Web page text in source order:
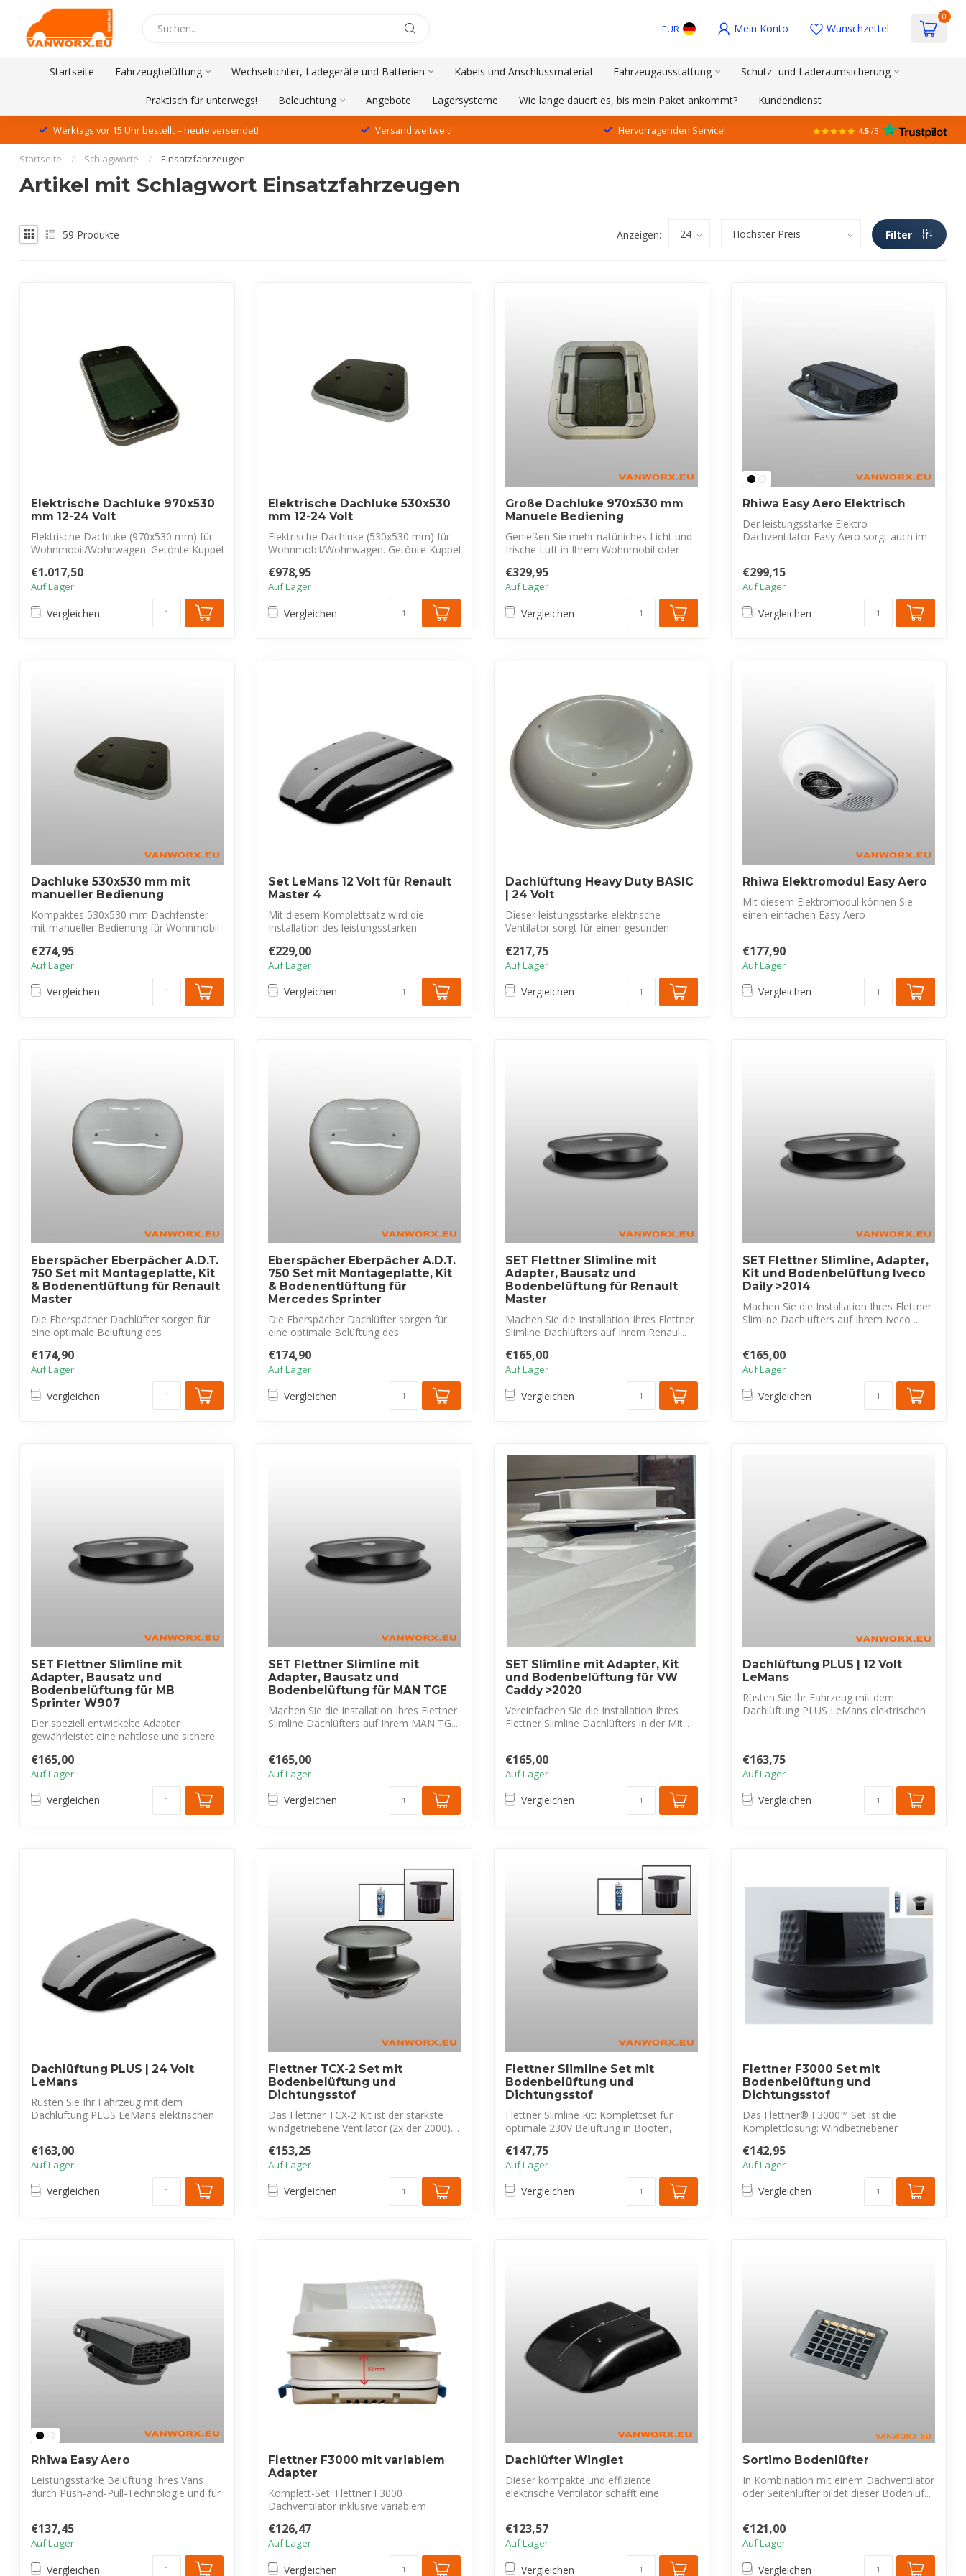
EUR Mein Konto Wunschzettel
0
Startseite Fahrzeugbelüftung Wechselrichter, Ladegeräte und Batterien Kabels und Anschlussmaterial Fahrzeugausstattung Schutz- und Laderaumsicherung
Praktisch für unterwegs! Beleuchtung Angebote Lagersysteme Wie lange dauert es, bis mein Paket ankommt? Kundendienst
Werktags vor 15 Uhr bestellt = heute versendet! Versand weltweit! Hervorragenden Service! 4.5 /5
Startseite / Schlagworte / Einsatzfahrzeugen
Artikel mit Schlagwort Einsatzfahrzeugen
59 Produkte Anzeigen: Filter
Elektrische Dachluke 970x530
mm 12-24 Volt
Elektrische Dachluke (970x530 mm) für
Wohnmobil/Wohnwagen. Getönte Kuppel
€1.017,50
Auf Lager
Vergleichen
Elektrische Dachluke 530x530
mm 12-24 Volt
Elektrische Dachluke (530x530 mm) für
Wohnmobil/Wohnwagen. Getönte Kuppel
€978,95
Auf Lager
Vergleichen
Große Dachluke 970x530 mm
Manuele Bediening
Genießen Sie mehr natürliches Licht und
frische Luft in Ihrem Wohnmobil oder
€329,95
Auf Lager
Vergleichen
Rhiwa Easy Aero Elektrisch
Der leistungsstarke Elektro-
Dachventilator Easy Aero sorgt auch im
€299,15
Auf Lager
Vergleichen
Dachluke 530x530 mm mit
manueller Bedienung
Kompaktes 530x530 mm Dachfenster
mit manueller Bedienung für Wohnmobil
€274,95
Auf Lager
Vergleichen
Set LeMans 12 Volt für Renault
Master 4
Mit diesem Komplettsatz wird die
Installation des leistungsstarken
€229,00
Auf Lager
Vergleichen
Dachlüftung Heavy Duty BASIC
| 24 Volt
Dieser leistungsstarke elektrische
Ventilator sorgt für einen gesunden
€217,75
Auf Lager
Vergleichen
Rhiwa Elektromodul Easy Aero
Mit diesem Elektromodul können Sie
einen einfachen Easy Aero
€177,90
Auf Lager
Vergleichen
Eberspächer Eberpächer A.D.T.
750 Set mit Montageplatte, Kit
& Bodenentlüftung für Renault
Master
Die Eberspächer Dachlüfter sorgen für
eine optimale Belüftung des
€174,90
Auf Lager
Vergleichen
Eberspächer Eberpächer A.D.T.
750 Set mit Montageplatte, Kit
& Bodenentlüftung für
Mercedes Sprinter
Die Eberspächer Dachlüfter sorgen für
eine optimale Belüftung des
€174,90
Auf Lager
Vergleichen
SET Flettner Slimline mit
Adapter, Bausatz und
Bodenbelüftung für Renault
Master
Machen Sie die Installation Ihres Flettner
Slimline Dachlüfters auf Ihrem Renaul...
€165,00
Auf Lager
Vergleichen
SET Flettner Slimline, Adapter,
Kit und Bodenbelüftung Iveco
Daily >2014
Machen Sie die Installation Ihres Flettner
Slimline Dachlüfters auf Ihrem Iveco ...
€165,00
Auf Lager
Vergleichen
SET Flettner Slimline mit
Adapter, Bausatz und
Bodenbelüftung für MB
Sprinter W907
Der speziell entwickelte Adapter
gewährleistet eine nahtlose und sichere
€165,00
Auf Lager
Vergleichen
SET Flettner Slimline mit
Adapter, Bausatz und
Bodenbelüftung für MAN TGE
Machen Sie die Installation Ihres Flettner
Slimline Dachlüfters auf Ihrem MAN TG...
€165,00
Auf Lager
Vergleichen
SET Slimline mit Adapter, Kit
und Bodenbelüftung für VW
Caddy >2020
Vereinfachen Sie die Installation Ihres
Flettner Slimline Dachlüfters in der Mit...
€165,00
Auf Lager
Vergleichen
Dachlüftung PLUS | 12 Volt
LeMans
Rüsten Sie Ihr Fahrzeug mit dem
Dachlüftung PLUS LeMans elektrischen
€163,75
Auf Lager
Vergleichen
Dachlüftung PLUS | 24 Volt
LeMans
Rüsten Sie Ihr Fahrzeug mit dem
Dachlüftung PLUS LeMans elektrischen
€163,00
Auf Lager
Vergleichen
Flettner TCX-2 Set mit
Bodenbelüftung und
Dichtungsstof
Das Flettner TCX-2 Kit ist der stärkste
windgetriebene Ventilator (2x der 2000)....
€153,25
Auf Lager
Vergleichen
Flettner Slimline Set mit
Bodenbelüftung und
Dichtungsstof
Flettner Slimline Kit: Komplettset für
optimale 230V Belüftung in Booten,
€147,75
Auf Lager
Vergleichen
Flettner F3000 Set mit
Bodenbelüftung und
Dichtungsstof
Das Flettner® F3000™ Set ist die
Komplettlösung: Windbetriebener
€142,95
Auf Lager
Vergleichen
Rhiwa Easy Aero
Leistungsstarke Belüftung Ihres Vans
durch Push-and-Pull-Technologie und für
€137,45
Auf Lager
Vergleichen
Flettner F3000 mit variablem
Adapter
Komplett-Set: Flettner F3000
Dachventilator inklusive variablem
€126,47
Auf Lager
Vergleichen
Dachlüfter Winglet
Dieser kompakte und effiziente
elektrische Ventilator schafft eine
€123,57
Auf Lager
Vergleichen
Sortimo Bodenlüfter
In Kombination mit einem Dachventilator
oder Seitenlüfter bildet dieser Bodenlüf...
€121,00
Auf Lager
Vergleichen